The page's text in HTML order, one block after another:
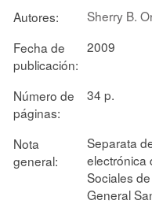
Autores: Sherry B.
Fecha de
publicación:
2009
Número de
páginas:
34 p.
Nota
general:
Separata
electrónica
Sociales
General